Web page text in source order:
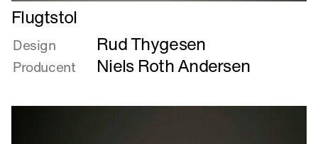
Læs
mere
om
Flugtstol
Flugtstol
Design Rud Thygesen
Producent Niels Roth Andersen